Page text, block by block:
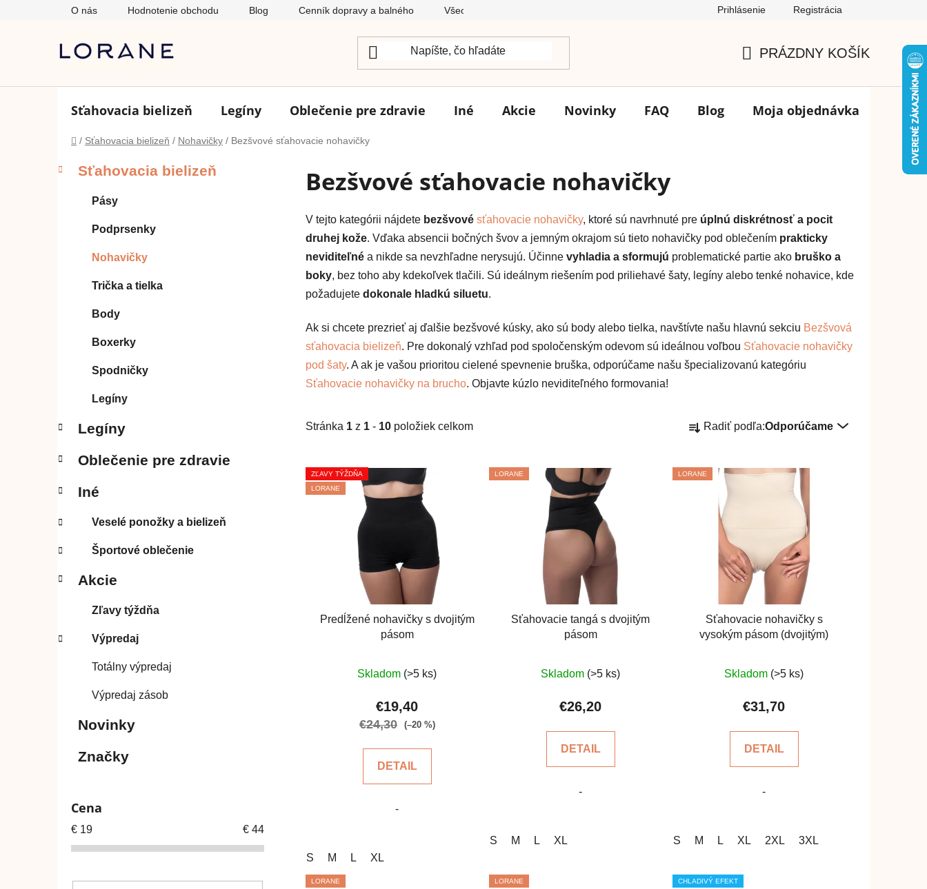
O nás Hodnotenie obchodu Blog Cenník dopravy a balného Všeobecné obchodné podmienky Podmienky ochrany osobných údajov FAQ
Prihlásenie Registrácia
KOŠÍK
PRÁZDNY KOŠÍK
Sťahovacia bielizeň Legíny Oblečenie pre zdravie Iné Akcie Novinky FAQ Blog Moja objednávka
Domov
/ Sťahovacia bielizeň / Nohavičky / Bezšvové sťahovacie nohavičky
B
o
kategórie
K
a
Sťahovacia bielizeň
Pásy
Podprsenky
Nohavičky
Trička a tielka
Body
Boxerky
Spodničky
Legíny
Legíny
Oblečenie pre zdravie
Iné
Veselé ponožky a bielizeň
Športové oblečenie
Akcie
Zľavy týždňa
Výpredaj
Totálny výpredaj
Výpredaj zásob
Novinky
Značky
Cena
€ 19 € 44
Bezšvové sťahovacie nohavičky
V tejto kategórii nájdete bezšvové sťahovacie nohavičky, ktoré sú navrhnuté pre úplnú diskrétnosť a pocit
druhej kože. Vďaka absencii bočných švov a jemným okrajom sú tieto nohavičky pod oblečením prakticky
neviditeľné a nikde sa nevzhľadne nerysujú. Účinne vyhladia a sformujú problematické partie ako bruško a
boky, bez toho aby kdekoľvek tlačili. Sú ideálnym riešením pod priliehavé šaty, legíny alebo tenké nohavice, kde
požadujete dokonale hladkú siluetu.
Ak si chcete prezrieť aj ďalšie bezšvové kúsky, ako sú body alebo tielka, navštívte našu hlavnú sekciu Bezšvová
sťahovacia bielizeň. Pre dokonalý vzhľad pod spoločenským odevom sú ideálnou voľbou Sťahovacie nohavičky
pod šaty. A ak je vašou prioritou cielené spevnenie bruška, odporúčame našu špecializovanú kategóriu
Sťahovacie nohavičky na brucho. Objavte kúzlo neviditeľného formovania!
Stránka 1 z 1 - 10 položiek celkom a
e
n
Radiť podľa:Odporúčame
V
ý
ZĽAVY TÝŽDŇA
LORANE
Predĺžené nohavičky s dvojitým
pásom
hodnotenie
produktu
5
Skladom (>5 ks)
€19,40
€24,30 (–20 %)
DETAIL
-
S M L XL
LORANE
Sťahovacie tangá s dvojitým
pásom
hodnotenie
produktu
z
hviezdičiek.
Skladom (>5 ks)
€26,20
DETAIL
-
S M L XL
LORANE
Sťahovacie nohavičky s
vysokým pásom (dvojitým)
hodnotenie
produktu
z
hviezdičiek.
Skladom (>5 ks)
€31,70
DETAIL
-
S M L XL 2XL 3XL
LORANE LORANE CHLADIVÝ EFEKT